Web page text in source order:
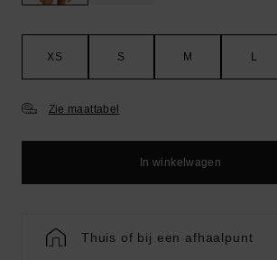
XS S M L
Zie maattabel
In winkelwagen
Thuis of bij een afhaalpunt